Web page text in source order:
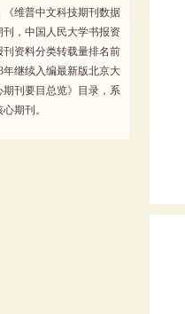
《维普中文科技期刊数据
刊，中国人民大学书报资
刊资料分类转载量排名前
年继续入编最新版北京大
期刊要目总览》目录，系
期刊。